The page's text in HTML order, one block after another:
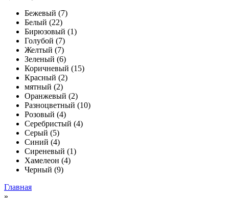
Бежевый (7)
Белый (22)
Бирюзовый (1)
Голубой (7)
Желтый (7)
Зеленый (6)
Коричневый (15)
Красный (2)
мятный (2)
Оранжевый (2)
Разноцветный (10)
Розовый (4)
Серебристый (4)
Серый (5)
Синий (4)
Сиреневый (1)
Хамелеон (4)
Черный (9)
Главная
»